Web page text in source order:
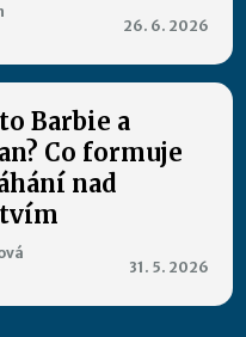
26. 6. 2026
Barbie a
Co formuje
nad
31. 5. 2026